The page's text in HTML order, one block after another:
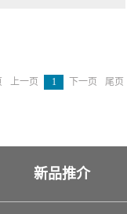
上一页 1 下一页 尾页
新品推介